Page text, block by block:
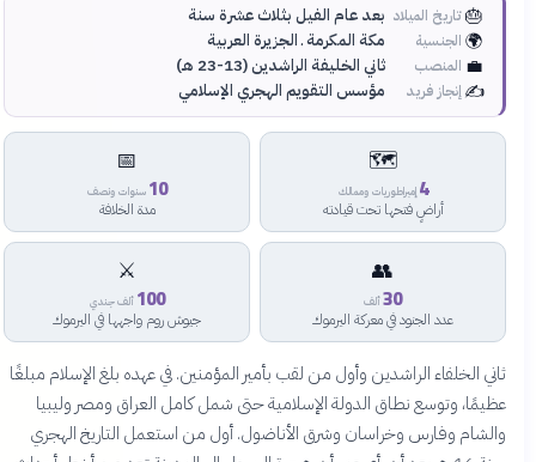
🎂تاريخ الميلاد بعد عام الفيل بثلاث عشرة سنة
🌍الجنسية مكة المكرمة ـ الجزيرة العربية
💼المنصب ثاني الخليفة الراشدين (13-23 هـ)
✍️إنجاز فريد مؤسس التقويم الهجري الإسلامي
🗺️
إمبراطوريات وممالك
أراضٍ فتحها تحت قيادته
📅
10سنوات ونصف
مدة الخلافة
👥
30ألف
عدد الجنود في معركة اليرموك
⚔️
100ألف جندي
جيوش روم واجهها في اليرموك
ثاني الخلفاء الراشدين وأول من لقب بأمير المؤمنين. في عهده بلغ الإسلام مبلغًا
عظيمًا، وتوسع نطاق الدولة الإسلامية حتى شمل كامل العراق ومصر وليبيا
والشام وفارس وخراسان وشرق الأناضول. أول من استعمل التاريخ الهجري